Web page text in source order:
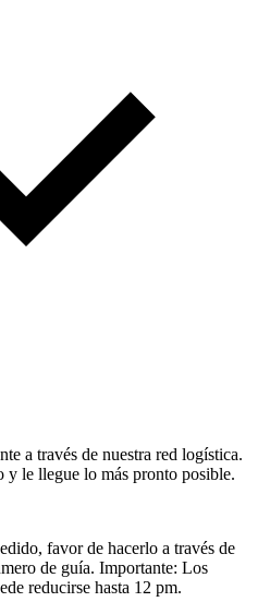
a través de nuestra red logística.
y le llegue lo más pronto posible.
favor de hacerlo a través de
de guía. Importante: Los
reducirse hasta 12 pm.